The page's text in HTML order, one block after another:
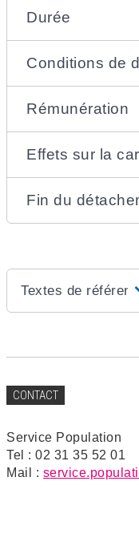
Durée
Conditions de
Rémunération
Effets sur la
Fin du
Textes de
CONTACT
Service Population
Tel : 02 31 35 52 01
Mail :